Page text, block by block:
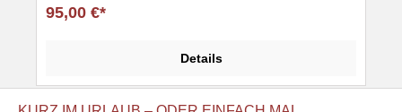
95,00 €*
Details